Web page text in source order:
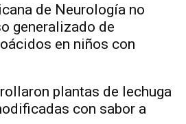
de Neurología no
generalizado de
en niños con
plantas de lechuga
con sabor a